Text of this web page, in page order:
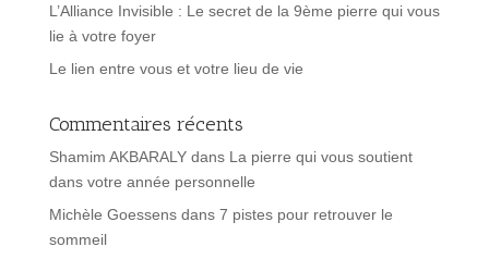
L’Alliance Invisible : Le secret de la 9ème pierre qui vous
lie à votre foyer
Le lien entre vous et votre lieu de vie
Commentaires récents
Shamim AKBARALYdans La pierre qui vous soutient
dans votre année personnelle
Michèle Goessensdans 7 pistes pour retrouver le
sommeil